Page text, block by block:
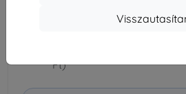
Ft)